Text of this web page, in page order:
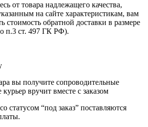
от товара надлежащего качества,
на сайте характеристикам, вам
стоимость обратной доставки в размере
п.3 ст. 497 ГК РФ).
вы получите сопроводительные
вручит вместе с заказом
статусом “под заказ” поставляются